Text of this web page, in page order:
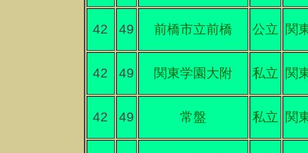
42 49 前橋市立前橋 公立 関
42 49 関東学園大附 私立 関
42 49 常盤 私立 関